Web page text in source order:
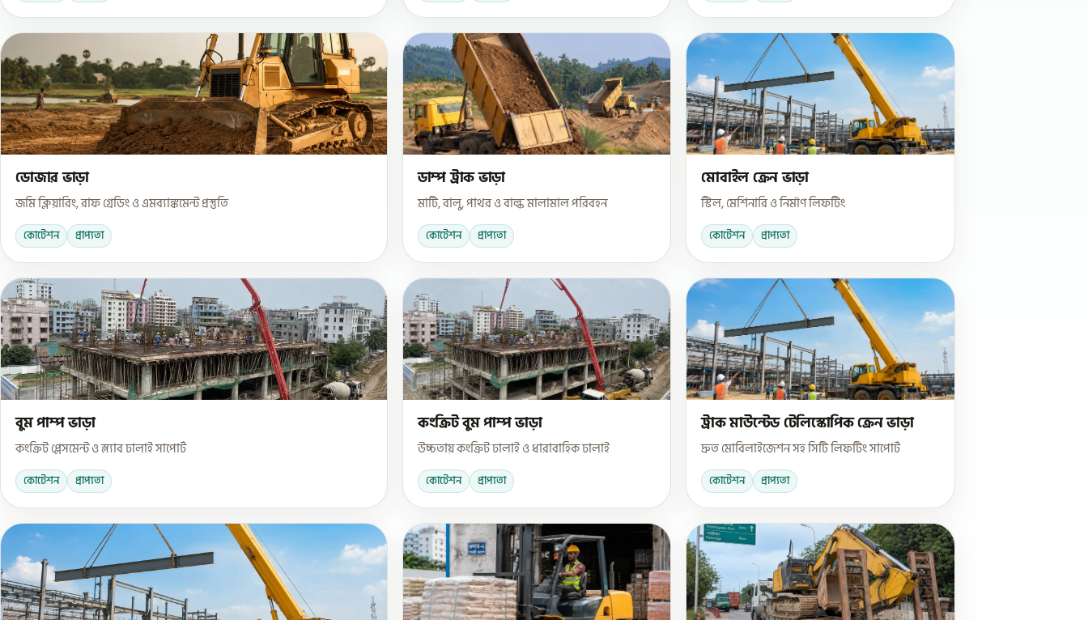
ডোজার ভাড়া
জমি ক্লিয়ারিং, রাফ গ্রেডিং ও এমব্যাঙ্কমেন্ট প্রস্তুতি
কোটেশন প্রাপ্যতা
ডাম্প ট্রাক ভাড়া
মাটি, বালু, পাথর ও বাল্ক মালামাল পরিবহন
কোটেশন প্রাপ্যতা
মোবাইল ক্রেন ভাড়া
স্টিল, মেশিনারি ও নির্মাণ লিফটিং
কোটেশন প্রাপ্যতা
বুম পাম্প ভাড়া
কংক্রিট প্লেসমেন্ট ও স্ল্যাব ঢালাই সাপোর্ট
কোটেশন প্রাপ্যতা
কংক্রিট বুম পাম্প ভাড়া
উচ্চতায় কংক্রিট ঢালাই ও ধারাবাহিক ঢালাই
কোটেশন প্রাপ্যতা
ট্রাক মাউন্টেড টেলিস্কোপিক ক্রেন ভাড়া
দ্রুত মোবিলাইজেশন সহ সিটি লিফটিং সাপোর্ট
কোটেশন প্রাপ্যতা